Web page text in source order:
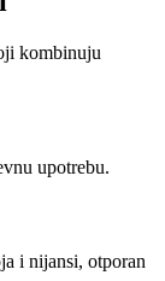
kombinuju
upotrebu.
i nijansi, otporan